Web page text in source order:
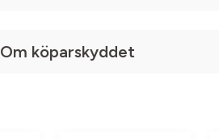
Om köparskyddet